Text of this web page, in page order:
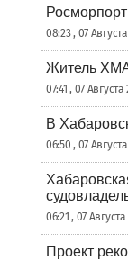
08:23 , 07
Житель
07:41 , 07
В
06:50 , 07
06:21 , 07
Проект